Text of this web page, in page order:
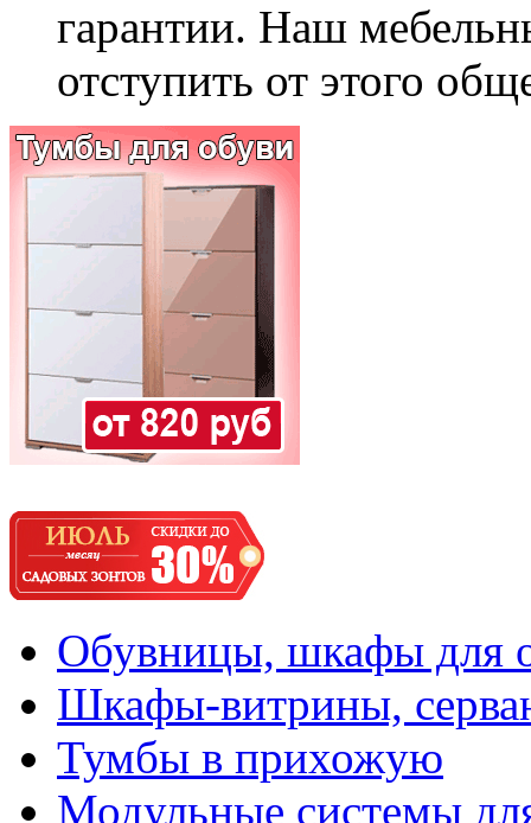
гарантии. Наш
отступить от этого
Обувницы, шкафы для
Шкафы-витрины,
Тумбы в прихожую
Модульные системы